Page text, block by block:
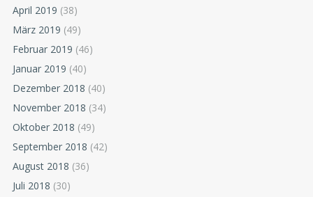
April 2019 (38)
März 2019 (49)
Februar 2019 (46)
Januar 2019 (40)
Dezember 2018 (40)
November 2018 (34)
Oktober 2018 (49)
September 2018 (42)
August 2018 (36)
Juli 2018 (30)